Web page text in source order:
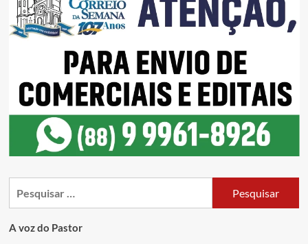
A voz do Pastor